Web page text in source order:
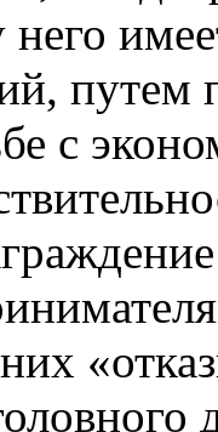
путем
с